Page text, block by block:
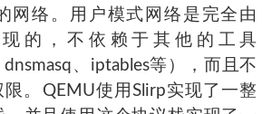
网络。用户模式网络是完全由
现的，不依赖于其他的工具
dnsmasq、iptables等），而且不
。QEMU使用Slirp实现了一整